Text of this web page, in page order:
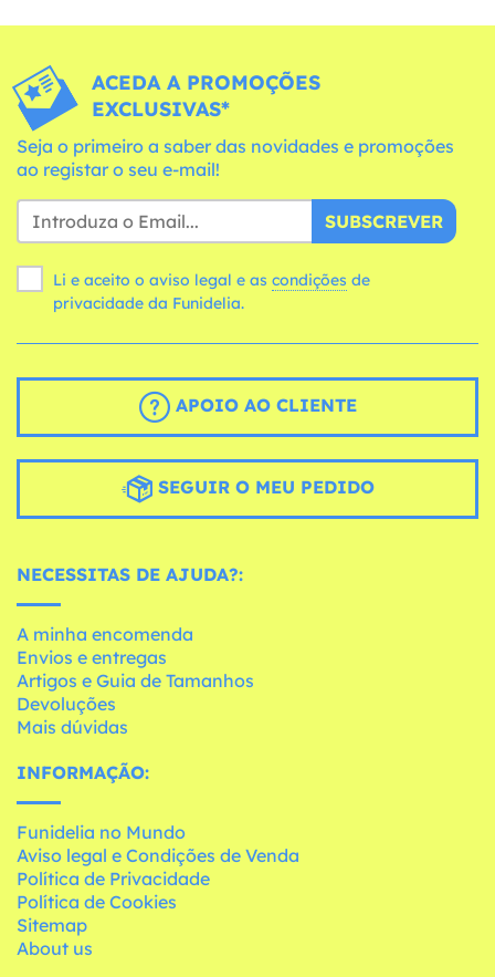
ACEDA A PROMOÇÕES
EXCLUSIVAS*
Seja o primeiro a saber das novidades e promoções
ao registar o seu e-mail!
SUBSCREVER
Li e aceito o aviso legal e as condições
privacidade da Funidelia.
APOIO AO CLIENTE
SEGUIR O MEU PEDIDO
NECESSITAS DE AJUDA?:
A minha encomenda
Envios e entregas
Artigos e Guia de Tamanhos
Devoluções
Mais dúvidas
INFORMAÇÃO:
Funidelia no Mundo
Aviso legal e Condições de Venda
Política de Privacidade
Política de Cookies
Sitemap
About us